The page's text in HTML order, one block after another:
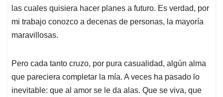
las cuales quisiera hacer planes a futuro. Es verdad, por
mi trabajo conozco a decenas de personas, la mayoría
maravillosas.
Pero cada tanto cruzo, por pura casualidad, algún alma
que pareciera completar la mía. A veces ha pasado lo
inevitable: que al amor se le da alas. Que se viva, que